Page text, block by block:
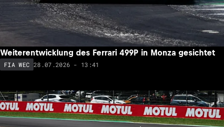
Weiterentwicklung des Ferrari 499P in Monza gesichtet
FIA WEC 28.07.2026 - 13:41